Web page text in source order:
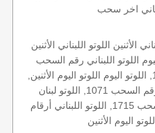
الأثنين اللوتو اللبناني الأثنين
اليوم اللوتو اللبناني رقم السحب
اللوتو اللبناني رقم السحب 1071, اللوتو اليوم اللوتو اليوم الأثنين,
اللوتو اليوم زيد 1071 اللوتو رقم السحب 1071, اللوتو لبنان
اللوتو من لبنان, اللوتو أرقام السحب 1715, اللوتو اللبناني أرقام